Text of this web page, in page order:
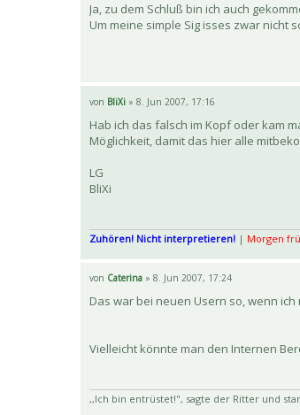
Ja, zu dem Schluß bin ich auch
Um meine simple Sig isses zwar nicht
von BliXi » 8. Jun 2007, 17:16
Hab ich das falsch im Kopf oder kam
Möglichkeit, damit das hier alle
LG
BliXi
Zuhören! Nicht interpretieren! | Morgen
von Caterina » 8. Jun 2007, 17:24
Das war bei neuen Usern so, wenn ich
Vielleicht könnte man den Internen
,,Ich bin entrüstet!", sagte der Ritter und